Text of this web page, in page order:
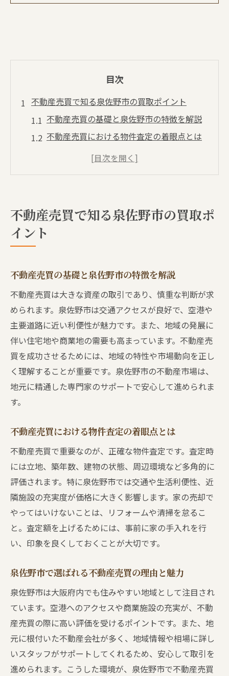
目次
不動産売買で知る泉佐野市の買取ポイント
不動産売買の基礎と泉佐野市の特徴を解説
不動産売買における物件査定の着眼点とは
泉佐野市で選ばれる不動産売買の理由と魅
不動産売買の流れとスムーズな買取の秘訣
不動産売買で失敗しない泉佐野市の売却術
泉佐野市で高評価を得る不動産売買の工夫
不動産売買のタイミングを見極めるコツ
売却前に知っておきたい不動産売買の注意
点
不動産売買で安心のサポートを受ける方法
泉佐野市で有利に進める不動産売買術
ト
泉佐野市の不動産売買で価値を高める方法
不動産売買でプロが実践する交渉術とは
高値売却を実現する不動産売買の秘策
泉佐野市の不動産売買で選ばれる理由
不動産売買で損をしない工夫を徹底解説
不動産売買で買取相場を知る方法と注意点
泉佐野市の不動産売買における相場情報
信頼できる不動産売買の査定の受け方
不動産売買で損しない価格設定のコツ
泉佐野市で相場より高く売るための工夫
不動産売買で見落としがちな注意点
泉佐野市の不動産売買を成功させるコツ
不動産売買で知る泉佐野市の買取ポ
イント
不動産売買の基礎と泉佐野市の特徴を解説
不動産売買は大きな資産の取引であり、慎重な判断が求
められます。泉佐野市は交通アクセスが良好で、空港や
主要道路に近い利便性が魅力です。また、地域の発展に
伴い住宅地や商業地の需要も高まっています。不動産売
買を成功させるためには、地域の特性や市場動向を正し
く理解することが重要です。泉佐野市の不動産市場は、
地元に精通した専門家のサポートで安心して進められま
す。
不動産売買における物件査定の着眼点とは
不動産売買で重要なのが、正確な物件査定です。査定時
には立地、築年数、建物の状態、周辺環境など多角的に
評価されます。特に泉佐野市では交通や生活利便性、近
隣施設の充実度が価格に大きく影響します。家の売却で
やってはいけないことは、リフォームや清掃を怠るこ
と。査定額を上げるためには、事前に家の手入れを行
い、印象を良くしておくことが大切です。
泉佐野市で選ばれる不動産売買の理由と魅力
泉佐野市は大阪府内でも住みやすい地域として注目され
ています。空港へのアクセスや商業施設の充実が、不動
産売買の際に高い評価を受けるポイントです。また、地
元に根付いた不動産会社が多く、地域情報や相場に詳し
いスタッフがサポートしてくれるため、安心して取引を
進められます。こうした環境が、泉佐野市で不動産売買